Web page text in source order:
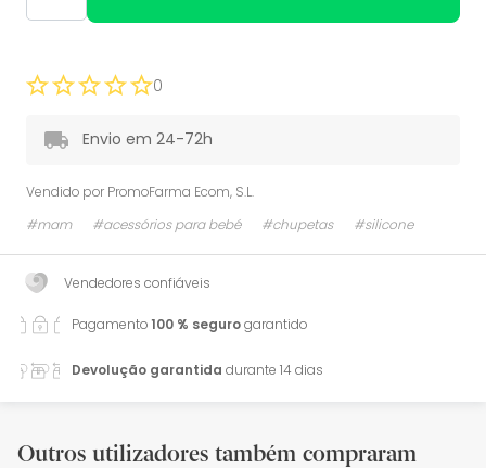
0
Envio em 24-72h
Vendido por PromoFarma Ecom, S.L.
#mam
#acessórios para bebé #chupetas #silicone
Vendedores confiáveis
Pagamento100 % segurogarantido
Devolução garantida durante 14 dias
Outros utilizadores também compraram